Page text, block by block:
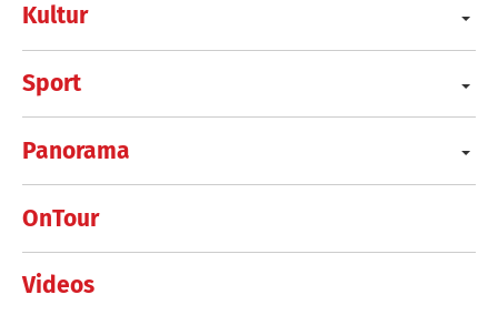
Kultur
Sport
Panorama
OnTour
Videos